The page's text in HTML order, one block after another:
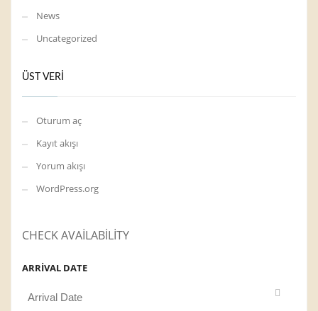
News
Uncategorized
ÜST VERI
Oturum aç
Kayıt akışı
Yorum akışı
WordPress.org
CHECK AVAILABILITY
ARRIVAL DATE